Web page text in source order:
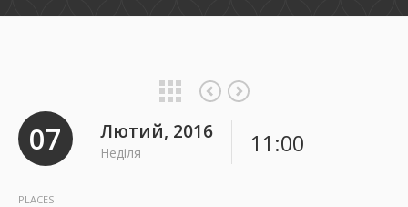
07 Лютий, 2016
Неділя 11:00
PLACES